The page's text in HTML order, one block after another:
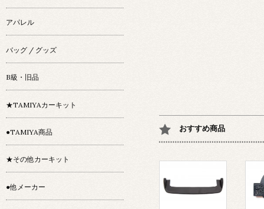
おすすめ商品
アパレル
バッグ / グッズ
B級・旧品
★TAMIYAカーキット
●TAMIYA商品
★その他カーキット
●他メーカー